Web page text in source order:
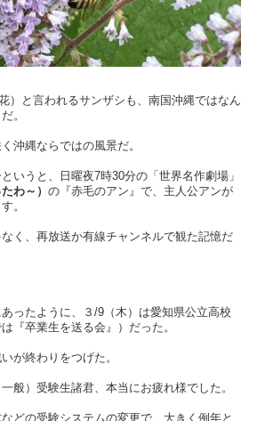
）と言われるサンザシも、南国沖縄ではなん
。
沖縄ならではの風景だ。
いうと、日曜夜7時30分の「世界名作劇場」
わ～） の『赤毛のアン』で、主人公アンが
。
なく、再放送か有線チャンネルで観た記憶だ
ったように、３/9（木）は愛知県公立高校
『卒業生を送る会』）だった。
が終わりをつげた。
般）受験生諸君、本当にお疲れ様でした。
どの受験システムの変更で、大きく例年と